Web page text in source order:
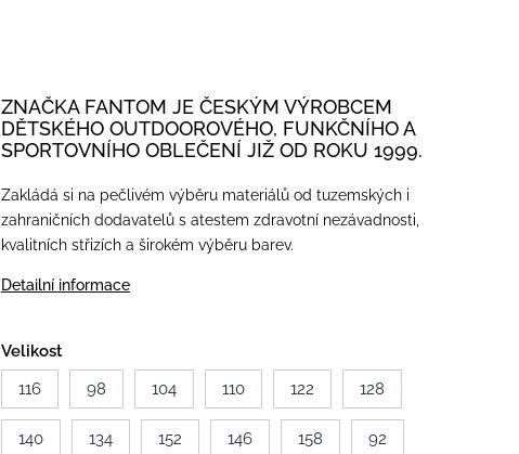
ZNAČKA FANTOM JE ČESKÝM VÝROBCEM
DĚTSKÉHO OUTDOOROVÉHO, FUNKČNÍHO A
SPORTOVNÍHO OBLEČENÍ JIŽ OD ROKU 1999.
Zakládá si na pečlivém výběru materiálů od tuzemských i
zahraničních dodavatelů s atestem zdravotní nezávadnosti,
kvalitních střizích a širokém výběru barev.
Detailní informace
Velikost
116
98 104 110 122 128
140 134 152 146 158 92